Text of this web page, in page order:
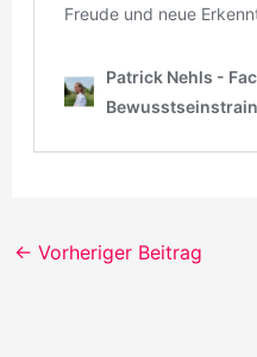
← Vorheriger Beitrag